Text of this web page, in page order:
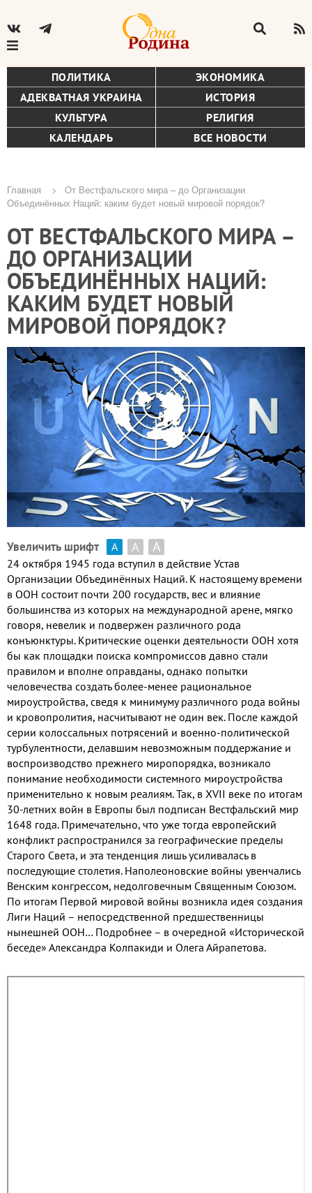
ПОЛИТИКА
ЭКОНОМИКА
АДЕКВАТНАЯ УКРАИНА
ИСТОРИЯ
КУЛЬТУРА
РЕЛИГИЯ
КАЛЕНДАРЬ
ВСЕ НОВОСТИ
Строка
навигации
Главная
От Вестфальского мира – до Организации
Объединённых Наций: каким будет новый мировой порядок?
ОТ ВЕСТФАЛЬСКОГО МИРА –
ДО ОРГАНИЗАЦИИ
ОБЪЕДИНЁННЫХ НАЦИЙ:
КАКИМ БУДЕТ НОВЫЙ
МИРОВОЙ ПОРЯДОК?
Увеличить шрифт А А А
24 октября 1945 года вступил в действие Устав
Организации Объединённых Наций. К настоящему времени
в ООН состоит почти 200 государств, вес и влияние
большинства из которых на международной арене, мягко
говоря, невелик и подвержен различного рода
конъюнктуры. Критические оценки деятельности ООН хотя
бы как площадки поиска компромиссов давно стали
правилом и вполне оправданы, однако попытки
человечества создать более-менее рациональное
мироустройства, сведя к минимуму различного рода войны
и кровопролития, насчитывают не один век. После каждой
серии колоссальных потрясений и военно-политической
турбулентности, делавшим невозможным поддержание и
воспроизводство прежнего миропорядка, возникало
понимание необходимости системного мироустройства
применительно к новым реалиям. Так, в XVII веке по итогам
30-летних войн в Европы был подписан Вестфальский мир
1648 года. Примечательно, что уже тогда европейский
конфликт распространился за географические пределы
Старого Света, и эта тенденция лишь усиливалась в
последующие столетия. Наполеоновские войны увенчались
Венским конгрессом, недолговечным Священным Союзом.
По итогам Первой мировой войны возникла идея создания
Лиги Наций – непосредственной предшественницы
нынешней ООН… Подробнее – в очередной «Исторической
беседе» Александра Колпакиди и Олега Айрапетова.